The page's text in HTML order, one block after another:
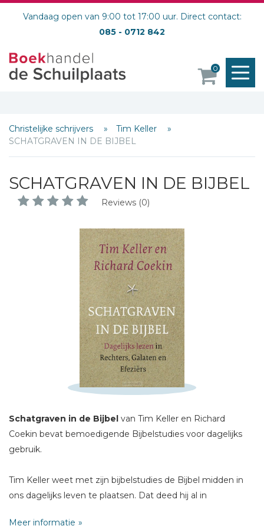
Vandaag open van 9:00 tot 17:00 uur. Direct contact:
085 - 0712 842
0
Christelijke schrijvers
Tim Keller
SCHATGRAVEN IN DE BIJBEL
SCHATGRAVEN IN DE BIJBEL
Reviews (0)
Schatgraven in de Bijbel van Tim Keller en Richard
Coekin bevat bemoedigende Bijbelstudies voor dagelijks
gebruik.
Tim Keller weet met zijn bijbelstudies de Bijbel midden in
ons dagelijks leven te plaatsen. Dat deed hij al in
en in een tweetal bijbelse dagboeken over de Psalmen en
Meer informatie
Schrijf hieronder je review!
Bericht *
* = verplicht